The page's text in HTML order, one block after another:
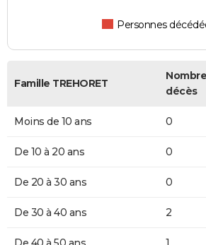
Personnes
Famille TREHORET
décès
Moins de 10 ans 0
De 10 à 20 ans 0
De 20 à 30 ans 0
De 30 à 40 ans 2